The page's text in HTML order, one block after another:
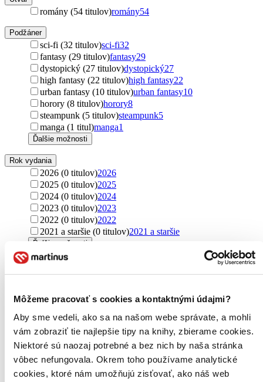
Môžeme pracovať s cookies a kontaktnými údajmi?
Aby sme vedeli, ako sa na našom webe správate, a mohli
vám zobraziť tie najlepšie tipy na knihy, zbierame cookies.
Niektoré sú naozaj potrebné a bez nich by naša stránka
vôbec nefungovala. Okrem toho používame analytické
cookies, ktoré nám umožňujú zisťovať, ako náš web
romány (54 titulov)romány54
Podžáner
sci-fi (32 titulov)sci-fi32
fantasy (29 titulov)fantasy29
dystopický (27 titulov)dystopický27
high fantasy (22 titulov)high fantasy22
urban fantasy (10 titulov)urban fantasy10
horory (8 titulov)horory8
steampunk (5 titulov)steampunk5
manga (1 titul)manga1
Ďalšie možnosti
Rok vydania
2026 (0 titulov)2026
2025 (0 titulov)2025
2024 (0 titulov)2024
2023 (0 titulov)2023
2022 (0 titulov)2022
2021 a staršie (0 titulov)2021 a staršie
Ďalšie možnosti
Autor
Victoria Aveyard (18 titulov)Victoria Aveyard18
Rick Riordan (10 titulov) Rick Riordan10
Ransom Riggs (8 titulov)
Ransom Riggs
Namina Forna (6 titulov)
6
Rachel Caine (5 titulov)Rachel Caine 5
Cube Kid (5 titulov)Cube Kid5
Scott Reintgen (4 tituly)Scott Reintgen4
Amélie Wen Zhao (4 tituly)Amélie Wen Zhao 4